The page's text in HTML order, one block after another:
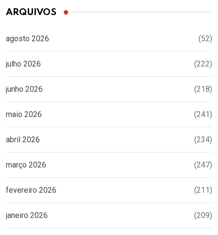
ARQUIVOS
agosto 2026 (52)
julho 2026 (222)
junho 2026 (218)
maio 2026 (241)
abril 2026 (234)
março 2026 (247)
fevereiro 2026 (211)
janeiro 2026 (209)